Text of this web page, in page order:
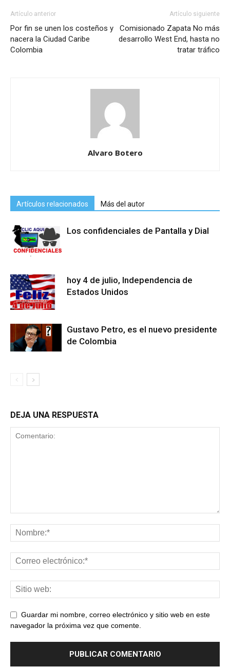
Artículo anterior
Por fin se unen los costeños y
nacera la Ciudad Caribe
Colombia
Artículo siguiente
Comisionado Zapata No más
desarrollo West End, hasta no
tratar tráfico
Alvaro Botero
Artículos relacionados Más del autor
Los confidenciales de Pantalla y Dial
hoy 4 de julio, Independencia de
Estados Unidos
Gustavo Petro, es el nuevo presidente
de Colombia
DEJA UNA RESPUESTA
Guardar mi nombre, correo electrónico y sitio web en este
navegador la próxima vez que comente.